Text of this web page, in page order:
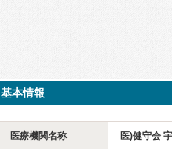
基本情報
医療機関名称 医)健守会